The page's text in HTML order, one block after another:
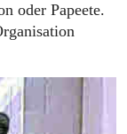
oder Papeete.